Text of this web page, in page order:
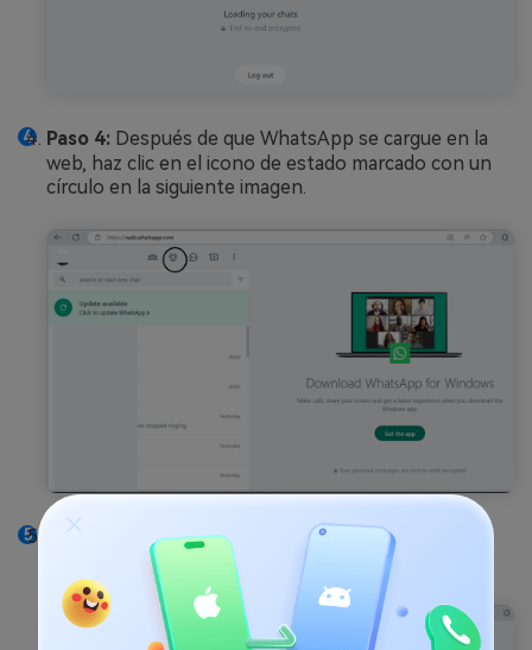
Paso 4: Después de que WhatsApp se cargue en la
web, haz clic en el icono de estado marcado con un
círculo en la siguiente imagen.
Paso 5:
Pulsa sobre cualquier estado de WhatsApp
que quieras guardar.